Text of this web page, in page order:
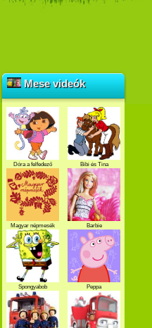
Mese videók
Dóra a felfedező Bibi és Tina
Magyar népmesék Barbie
Spongyabob Peppa